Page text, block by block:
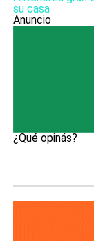
su casa
Anuncio
¿Qué opinás?